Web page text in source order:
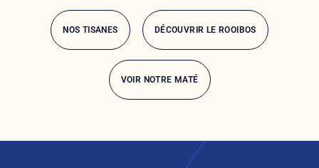
NOS TISANES DÉCOUVRIR LE ROOIBOS
VOIR NOTRE MATÉ